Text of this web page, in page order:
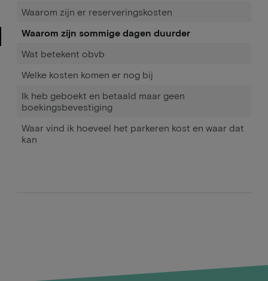
Waarom zijn er reserveringskosten
Waarom zijn sommige dagen duurder
Wat betekent obvb
Welke kosten komen er nog bij
Ik heb geboekt en betaald maar geen
boekingsbevestiging
Waar vind ik hoeveel het parkeren kost en waar dat
kan